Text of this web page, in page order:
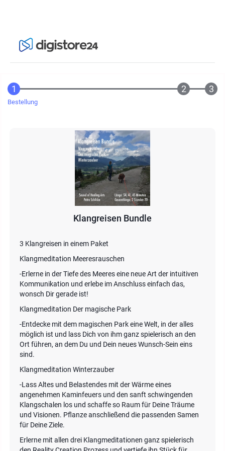
Bestellung
Klangreisen Bundle
3 Klangreisen in einem Paket
Klangmeditation Meeresrauschen
-Erlerne in der Tiefe des Meeres eine neue Art der intuitiven
Kommunikation und erlebe im Anschluss einfach das,
wonsch Dir gerade ist!
Klangmeditation Der magische Park
-Entdecke mit dem magischen Park eine Welt, in der alles
möglich ist und lass Dich von ihm ganz spielerisch an den
Ort führen, an dem Du und Dein neues Wunsch-Sein eins
sind.
Klangmeditation Winterzauber
-Lass Altes und Belastendes mit der Wärme eines
angenehmen Kaminfeuers und den sanft schwingenden
Klangschalen los und schaffe so Raum für Deine Träume
und Visionen. Pflanze anschließend die passenden Samen
für Deine Ziele.
Erlerne mit allen drei Klangmeditationen ganz spielerisch